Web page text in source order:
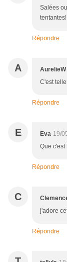
Salées
Répondre
A AurelieW
C'est
Répondre
E Eva 19/
Que
Répondre
C
j'adore
Répondre